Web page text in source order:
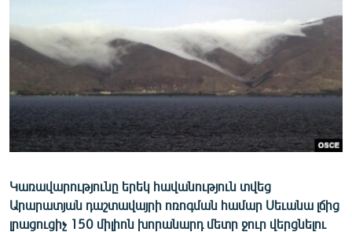
ՄՇԱԿՈՒՅԹ
ՄԵԿՆԱԲԱՆՈՒԹՅՈՒՆ
ՏՏ ԵՒ ԻՆՏԵՐՆԵՏ
ԱՐԽԻՎ
ՏԵՍԱՆՅՈՒԹԵՐ
Կառավարությունը երեկ հավանություն տվեց
Արարատյան դաշտավայրի ոռոգման համար Սեւանա լճից
լրացուցիչ 150 միլիոն խորանարդ մետր ջուր վերցնելու